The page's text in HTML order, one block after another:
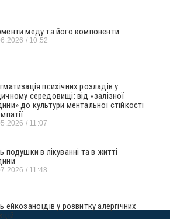
меду та його компоненти
10:52
психічних розладів у
середовищі: від «залізної
до культури ментальної стійкості
11:07
подушки в лікуванні та в житті
11:48
ейкозаноїдів у розвитку алергічних